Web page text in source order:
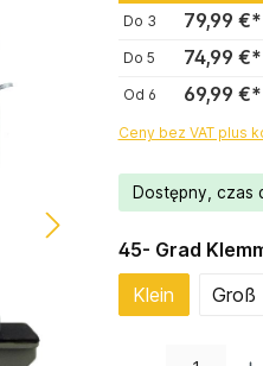
Do 3 79,99 €*
Do 5 74,99 €*
Od 6 69,99 €*
Ceny bez VAT plus
Dostępny, czas
Wybierz
45- Grad
Klein
Groß